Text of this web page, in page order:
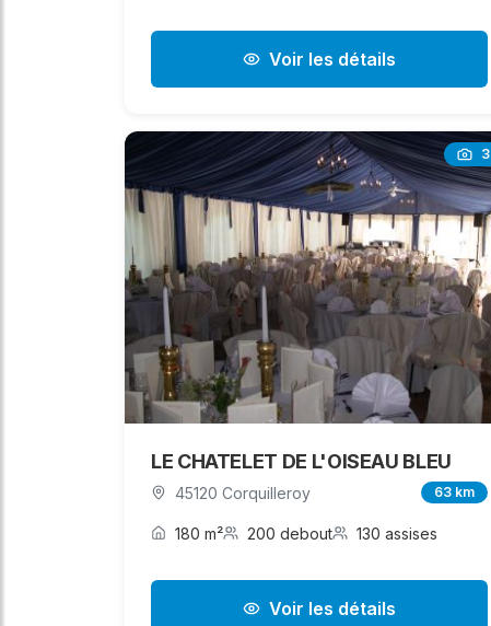
Voir les détails
3
LE CHATELET DE L'OISEAU BLEU
45120 Corquilleroy 63 km
180 m² 200 debout 130 assises
Voir les détails